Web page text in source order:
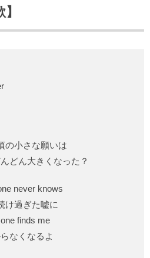
の小さな願いは
どん大きくなった？
never knows
け過ぎた嘘に
finds me
なくなるよ